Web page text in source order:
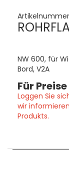
NW 600, für
Bord, V2A
Für
Loggen Sie
wir
Produkts.